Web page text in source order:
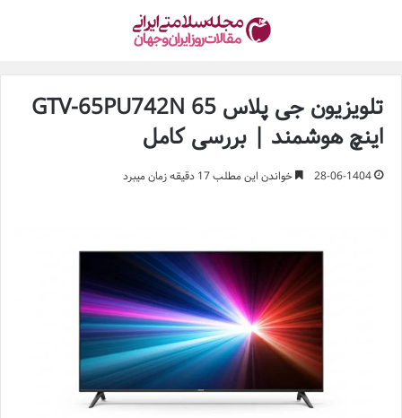
تلویزیون جی پلاس GTV-65PU742N 65
اینچ هوشمند | بررسی کامل
28-06-1404 خواندن این مطلب 17 دقیقه زمان میبرد